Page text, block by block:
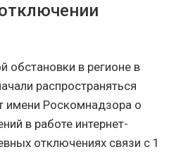
обстановки в регионе в
распространяться
имени Роскомнадзора о
в работе интернет-
отключениях связи с 1